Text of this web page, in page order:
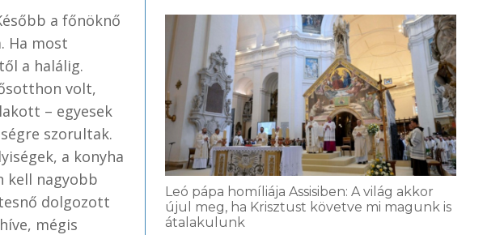
a főnöknő
Ha most
a halálig.
volt,
– egyesek
szorultak.
a konyha
kell nagyobb
dolgozott
mégis
Leó pápa homíliája Assisiben: A világ akkor
újul meg, ha Krisztust követve mi magunk is
átalakulunk